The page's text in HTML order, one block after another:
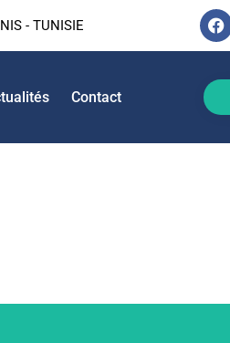
- TUNISIE
Contact